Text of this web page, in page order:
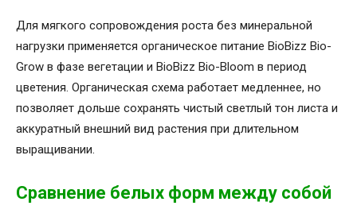
Для мягкого сопровождения роста без минеральной
нагрузки применяется органическое питание BioBizz Bio-
Grow в фазе вегетации и BioBizz Bio-Bloom в период
цветения. Органическая схема работает медленнее, но
позволяет дольше сохранять чистый светлый тон листа и
аккуратный внешний вид растения при длительном
выращивании.
Сравнение белых форм между собой